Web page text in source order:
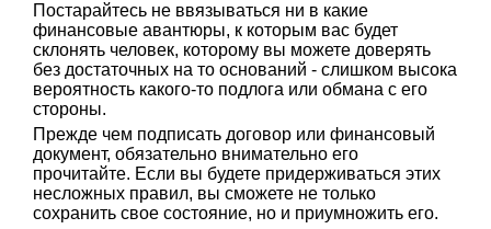
Постарайтесь не ввязываться ни в какие
финансовые авантюры, к которым вас будет
склонять человек, которому вы можете доверять
без достаточных на то оснований - слишком высока
вероятность какого-то подлога или обмана с его
стороны.
Прежде чем подписать договор или финансовый
документ, обязательно внимательно его
прочитайте. Если вы будете придерживаться этих
несложных правил, вы сможете не только
сохранить свое состояние, но и приумножить его.